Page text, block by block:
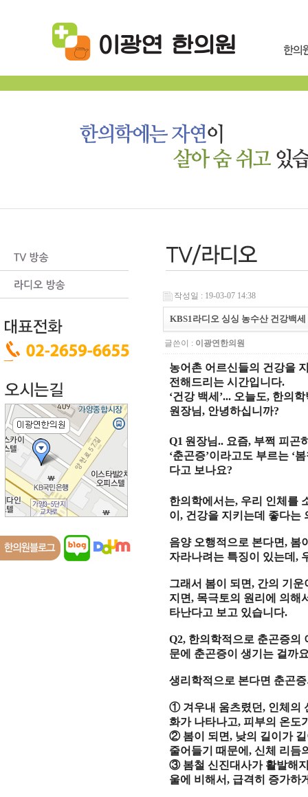
작성일 : 19-03-07 14:38
KBS1라디오 싱싱 농수산 건강백세
글쓴이 : 이광연한의원
농어촌 어르신들의 건강을
전해드리는 시간입니다.
‘건강 백세 ’... 오늘도, 한의학
원장님, 안녕하십니까?
Q1 원장님.. 요즘, 부쩍 피곤
‘춘곤증’이라고도 부르는 ‘
다고 보나요?
한의학에서는, 우리 인체를
이, 건강을 지키는데 좋다는
음양 오행적으로 본다면, 봄
자라나려는 특징이 있는데,
그래서 봄이 되면, 간의 기운
지면, 목극토의 원리에 의해
타난다고 보고 있습니다.
Q2, 한의학적으로 춘곤증의
문에 춘곤증이 생기는 걸까
생리학적으로 본다면 춘곤
① 겨우내 움츠렸던, 인체의
화가 나타나고,피부의 온도
② 봄이 되면, 낮의 길이가
줄어들기 때문에,신체 리듬
③ 봄철 신진대사가 활발해
울에 비해서, 급격히 증가하